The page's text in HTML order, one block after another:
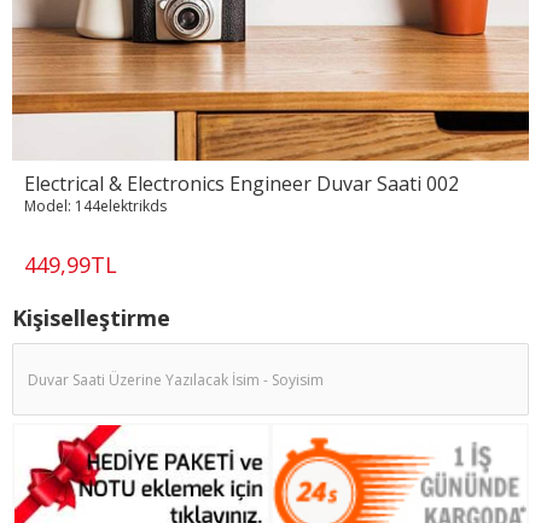
Electrical & Electronics Engineer Duvar Saati 002
449,99TL
Model: 144elektrikds
Kişiselleştirme